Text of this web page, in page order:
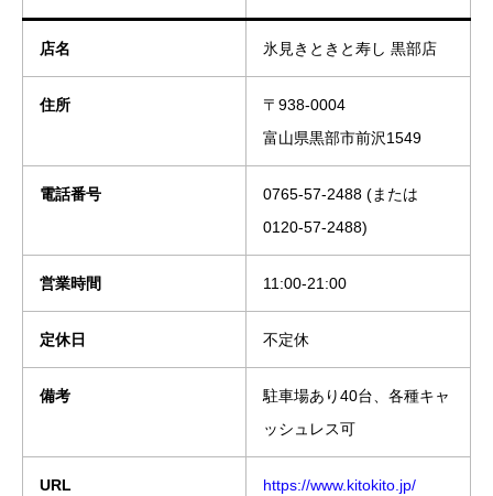
店名 氷見きときと寿し 黒部店
住所
〒938-0004
富山県黒部市前沢1549
電話番号
0765-57-2488 (または
0120-57-2488)
営業時間 11:00-21:00
定休日 不定休
備考
駐車場あり40台、各種キャ
ッシュレス可
URL https://www.kitokito.jp/